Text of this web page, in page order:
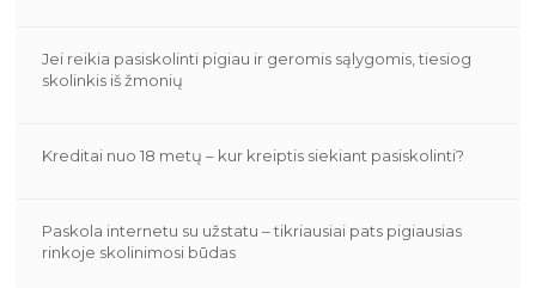
Jei reikia pasiskolinti pigiau ir geromis sąlygomis, tiesiog
skolinkis iš žmonių
Kreditai nuo 18 metų – kur kreiptis siekiant pasiskolinti?
Paskola internetu su užstatu – tikriausiai pats pigiausias
rinkoje skolinimosi būdas